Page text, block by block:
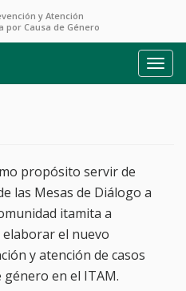
y Atención
por Causa de Género
propósito servir de
las Mesas de Diálogo a
itamita a
elaborar el nuevo
y atención de casos
género en el ITAM.